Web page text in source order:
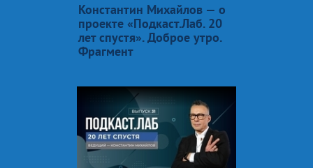
Константин Михайлов — о
проекте «Подкаст.Лаб. 20
лет спустя». Доброе утро.
Фрагмент